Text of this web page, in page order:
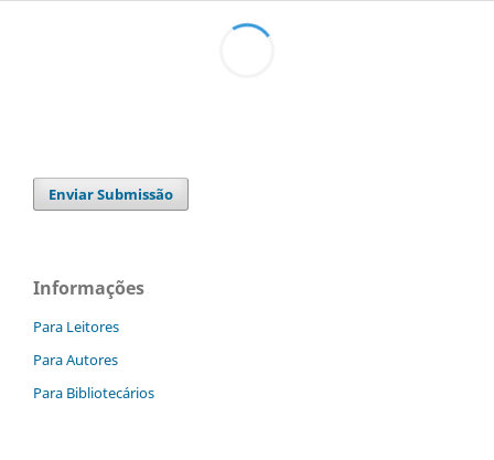
Enviar Submissão
Informações
Para Leitores
Para Autores
Para Bibliotecários